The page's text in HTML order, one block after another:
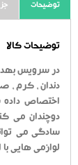
توضیحات
توضیحات کالا
در سرویس
دندان ، کرم ،
اختصاص داده
دوچندان می
سادگی می
لوازمی هایی